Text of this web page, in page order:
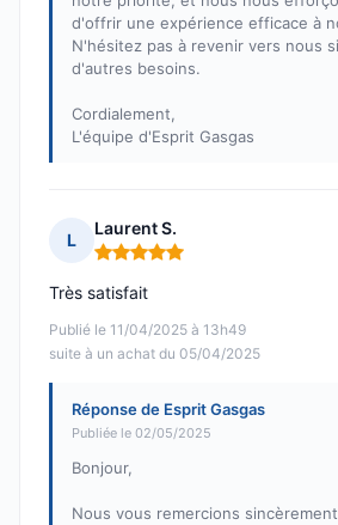
d'offrir une expérience efficace à
N'hésitez pas à revenir vers nous
d'autres besoins.
Cordialement,
L'équipe d'Esprit Gasgas
L
Laurent S.
Note : 5 sur 5
Publié le 11/04/2025 à 13h49
suite à un achat du 05/04/2025
Très satisfait
Réponse de Esprit Gasgas
Publiée le 02/05/2025
Bonjour,
Nous vous remercions